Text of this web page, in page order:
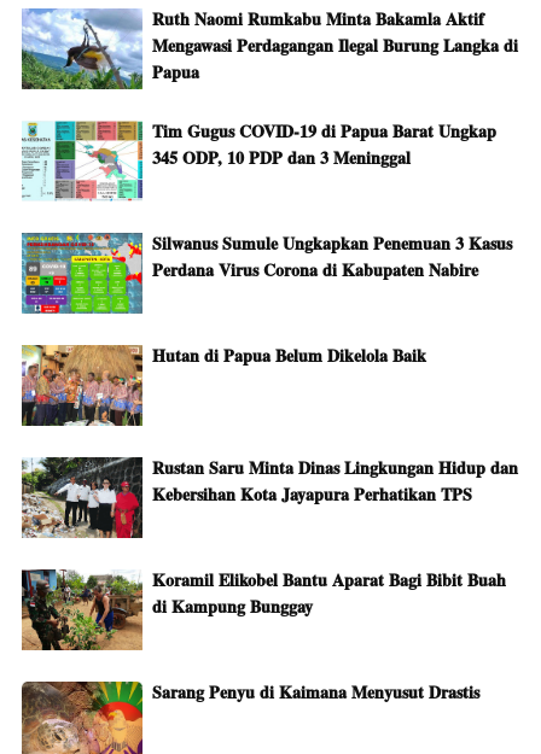
Ruth Naomi Rumkabu Minta Bakamla Aktif
Mengawasi Perdagangan Ilegal Burung Langka di
Papua
Tim Gugus COVID-19 di Papua Barat Ungkap
345 ODP, 10 PDP dan 3 Meninggal
Silwanus Sumule Ungkapkan Penemuan 3 Kasus
Perdana Virus Corona di Kabupaten Nabire
Hutan di Papua Belum Dikelola Baik
Rustan Saru Minta Dinas Lingkungan Hidup dan
Kebersihan Kota Jayapura Perhatikan TPS
Koramil Elikobel Bantu Aparat Bagi Bibit Buah
di Kampung Bunggay
Sarang Penyu di Kaimana Menyusut Drastis